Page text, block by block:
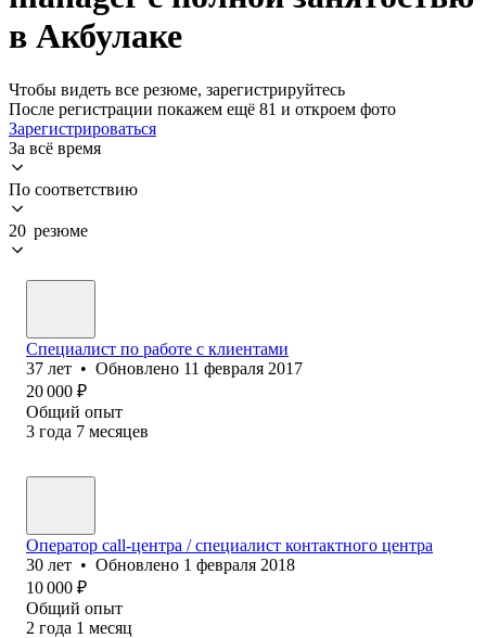
в Акбулаке
Чтобы видеть все резюме, зарегистрируйтесь
После регистрации покажем ещё 81 и откроем фото
Зарегистрироваться
За всё время
По соответствию
20 резюме
Специалист по работе с клиентами
37 лет • Обновлено 11 февраля 2017
20 000 ₽
Общий опыт
3 года 7 месяцев
Оператор call-центра / спе⁢‎⁢циалист контактного центра
30 лет • Обновлено 1 февраля 2018
10 000 ₽
Общий опыт
2 года 1 месяц